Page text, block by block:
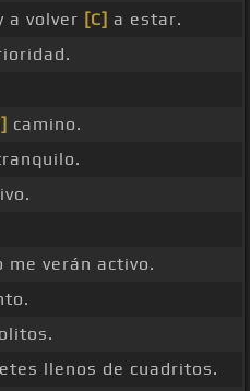
a volver [C] a estar.
camino.
me verán activo.
llenos de cuadritos.